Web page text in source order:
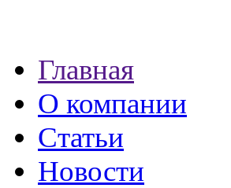
экспресс займы
Главная
О компании
Статьи
Новости